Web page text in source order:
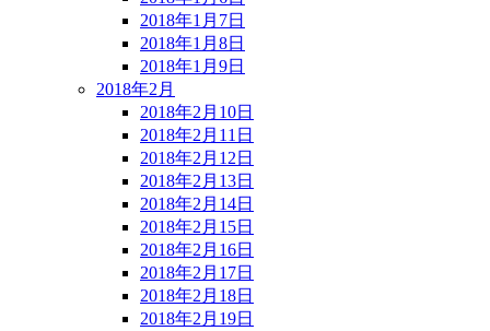
2018年1月7日
2018年1月8日
2018年1月9日
2018年2月
2018年2月10日
2018年2月11日
2018年2月12日
2018年2月13日
2018年2月14日
2018年2月15日
2018年2月16日
2018年2月17日
2018年2月18日
2018年2月19日